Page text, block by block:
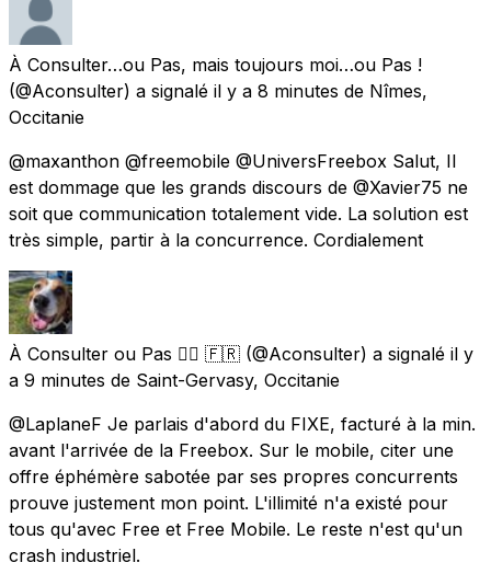
À Consulter…ou Pas, mais toujours moi…ou Pas !
(@Aconsulter) a signalé il y a 8 minutes de Nîmes,
Occitanie
@maxanthon @freemobile @UniversFreebox Salut, Il
est dommage que les grands discours de @Xavier75 ne
soit que communication totalement vide. La solution est
très simple, partir à la concurrence. Cordialement
À Consulter ou Pas 🏳️‍🌈 🇫🇷 (@Aconsulter) a signalé il y
a 9 minutes de Saint-Gervasy, Occitanie
@LaplaneF Je parlais d'abord du FIXE, facturé à la min.
avant l'arrivée de la Freebox. Sur le mobile, citer une
offre éphémère sabotée par ses propres concurrents
prouve justement mon point. L'illimité n'a existé pour
tous qu'avec Free et Free Mobile. Le reste n'est qu'un
crash industriel.